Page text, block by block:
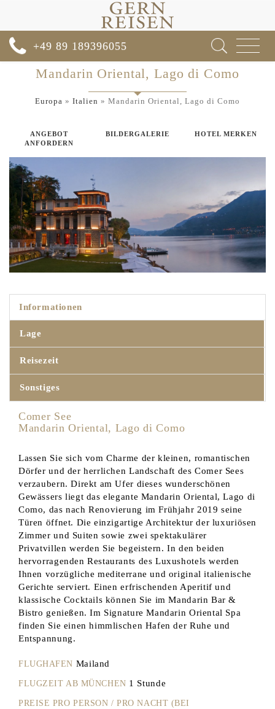
Toggle
+49 89 189396055
Mandarin Oriental, Lago di Como
Europa » Italien » Mandarin Oriental, Lago di Como
ANGEBOT
ANFORDERN
BILDERGALERIE HOTEL MERKEN
Informationen
Lage
Reisezeit
Sonstiges
Comer See
Mandarin Oriental, Lago di Como
Lassen Sie sich vom Charme der kleinen, romantischen
Dörfer und der herrlichen Landschaft des Comer Sees
verzaubern. Direkt am Ufer dieses wunderschönen
Gewässers liegt das elegante Mandarin Oriental, Lago di
Como, das nach Renovierung im Frühjahr 2019 seine
Türen öffnet. Die einzigartige Architektur der luxuriösen
Zimmer und Suiten sowie zwei spektakulärer
Privatvillen werden Sie begeistern. In den beiden
hervorragenden Restaurants des Luxushotels werden
Ihnen vorzügliche mediterrane und original italienische
Gerichte serviert. Einen erfrischenden Aperitif und
klassische Cocktails können Sie im Mandarin Bar &
Bistro genießen. Im Signature Mandarin Oriental Spa
finden Sie einen himmlischen Hafen der Ruhe und
Entspannung.
FLUGHAFEN Mailand
FLUGZEIT AB MÜNCHEN 1 Stunde
PREISE PRO PERSON / PRO NACHT (BEI